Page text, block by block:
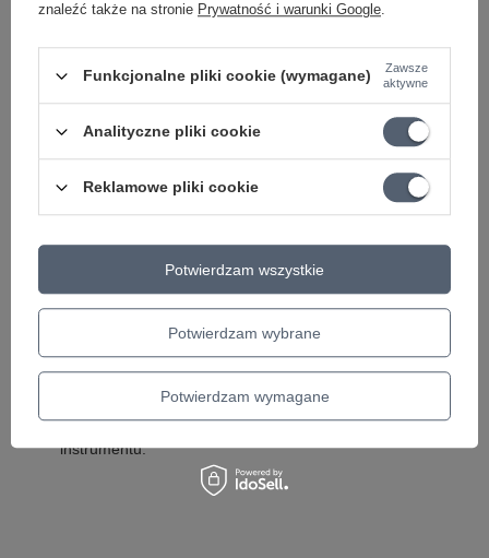
Efekt gitarowy Wah wah Dunlop JP95 John Petrucci
Kup teraz
Zestaw do czyszczenia i konserwacji: Zawiera środki do
ewentualnie narzędzia do regulacji. Regularna konserwacja
zapewnia lepsze brzmienie i dłuższą żywotność
instrumentu.
znaleźć także na stronie Prywatność i warunki Google.
Funkcjonalne pliki cookie (wymagane)
Zawsze
aktywne
Analityczne pliki cookie
Reklamowe pliki cookie
Potwierdzam wybrane
Potwierdzam wymagane
Potwierdzam wszystkie